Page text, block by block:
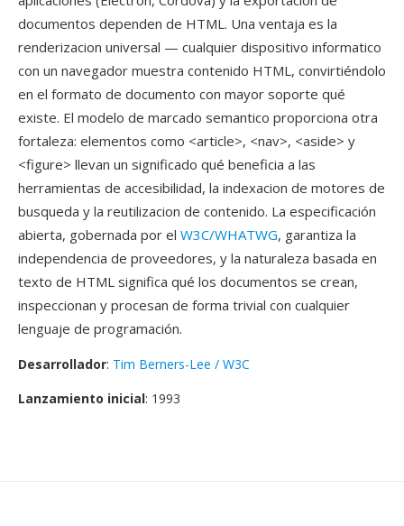
documentos dependen de HTML. Una ventaja es la
renderizacion universal — cualquier dispositivo informatico
con un navegador muestra contenido HTML, convirtiéndolo
en el formato de documento con mayor soporte qué
existe. El modelo de marcado semantico proporciona otra
fortaleza: elementos como <article>, <nav>, <aside> y
<figure> llevan un significado qué beneficia a las
herramientas de accesibilidad, la indexacion de motores de
busqueda y la reutilizacion de contenido. La especificación
abierta, gobernada por el W3C/WHATWG, garantiza la
independencia de proveedores, y la naturaleza basada en
texto de HTML significa qué los documentos se crean,
inspeccionan y procesan de forma trivial con cualquier
lenguaje de programación.
Desarrollador: Tim Berners-Lee / W3C
Lanzamiento inicial: 1993